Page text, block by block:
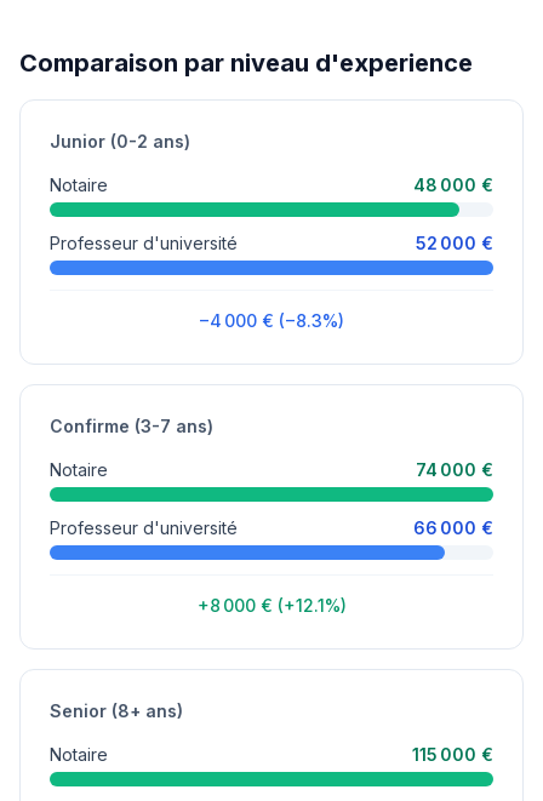
Comparaison par niveau d'experience
Junior (0-2 ans)
Notaire 48 000 €
Professeur d'université 52 000 €
−4 000 € (−8.3%)
Confirme (3-7 ans)
Notaire 74 000 €
Professeur d'université 66 000 €
+8 000 € (+12.1%)
Senior (8+ ans)
Notaire 115 000 €